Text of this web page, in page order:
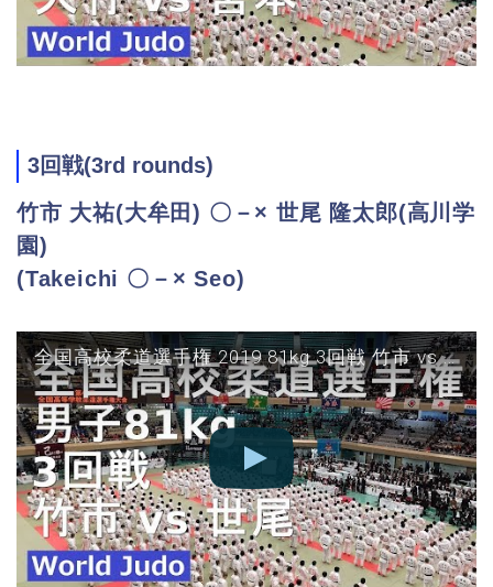
3回戦(3rd rounds)
竹市 大祐(大牟田) 〇－× 世尾 隆太郎(高川学
園)
(Takeichi 〇－× Seo)
全国高校柔道選手権 2019 81kg 3回戦 竹市 vs 世尾 JUDO